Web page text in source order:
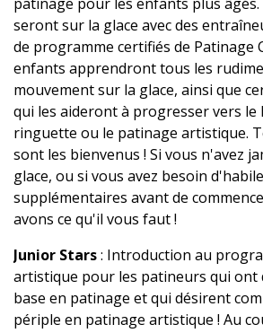
seront sur la glace avec des
de programme certifiés de Patinage
enfants apprendront tous les
mouvement sur la glace, ainsi que
qui les aideront à progresser vers le
ringuette ou le patinage artistique.
sont les bienvenus ! Si vous n'avez
glace, ou si vous avez besoin
supplémentaires avant de
avons ce qu'il vous faut !
Junior Stars: Introduction au
artistique pour les patineurs qui ont
base en patinage et qui désirent
périple en patinage artistique ! Au